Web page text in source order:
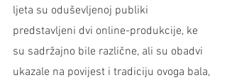
ljeta su oduševljenoj publiki
predstavljeni dvi online-produkcije, ke
su sadržajno bile različne, ali su obadvi
ukazale na povijest i tradiciju ovoga bala,